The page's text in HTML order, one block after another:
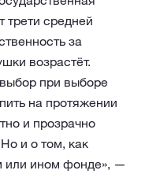
трети средней
за
возрастёт.
при выборе
на протяжении
и прозрачно
и о том, как
или ином фонде», —